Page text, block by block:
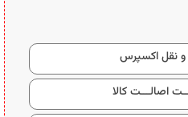
نقل اکسپرس
اصالـــت کالا